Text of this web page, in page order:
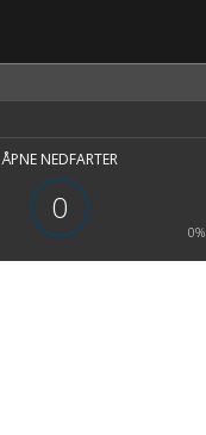
ÅPNE NEDFARTER
0
0%